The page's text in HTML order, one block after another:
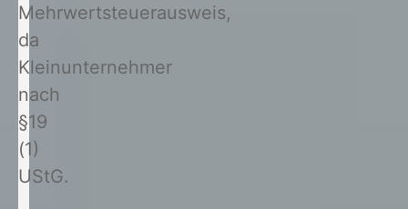
Mehrwertsteuerausweis,
da
Kleinunternehmer
nach
§19
(1)
UStG.